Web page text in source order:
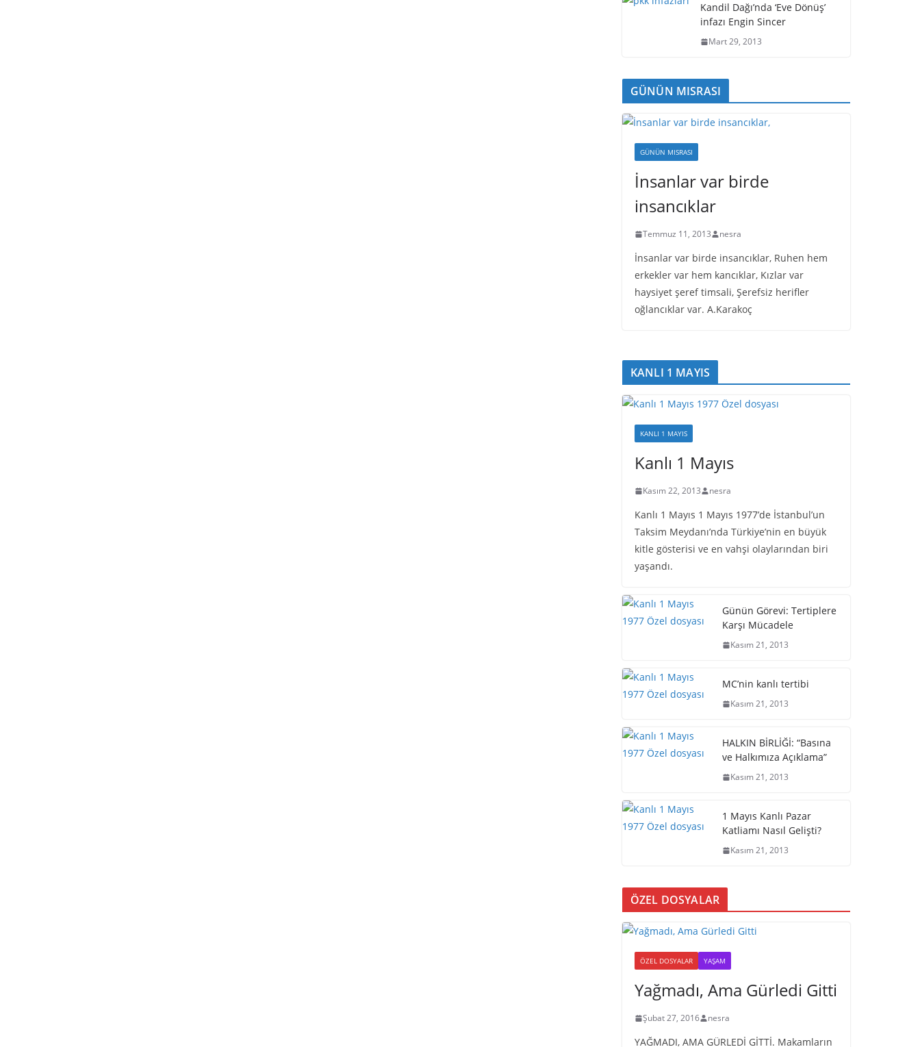
Kandil Dağı’nda ‘Eve Dönüş’
infazı Engin Sincer
Mart 29, 2013
GÜNÜN MISRASI
GÜNÜN MISRASI
İnsanlar var birde
insancıklar
Temmuz 11, 2013 nesra
İnsanlar var birde insancıklar, Ruhen hem
erkekler var hem kancıklar, Kızlar var
haysiyet şeref timsali, Şerefsiz herifler
oğlancıklar var. A.Karakoç
KANLI 1 MAYIS
KANLI 1 MAYIS
Kanlı 1 Mayıs
Kasım 22, 2013 nesra
Kanlı 1 Mayıs 1 Mayıs 1977’de İstanbul’un
Taksim Meydanı’nda Türkiye’nin en büyük
kitle gösterisi ve en vahşi olaylarından biri
yaşandı.
Günün Görevi: Tertiplere
Karşı Mücadele
Kasım 21, 2013
MC’nin kanlı tertibi
Kasım 21, 2013
HALKIN BİRLİĞİ: “Basına
ve Halkımıza Açıklama”
Kasım 21, 2013
1 Mayıs Kanlı Pazar
Katliamı Nasıl Gelişti?
Kasım 21, 2013
ÖZEL DOSYALAR
ÖZEL DOSYALAR YAŞAM
Yağmadı, Ama Gürledi Gitti
Şubat 27, 2016 nesra
YAĞMADI, AMA GÜRLEDİ GİTTİ. Makamların